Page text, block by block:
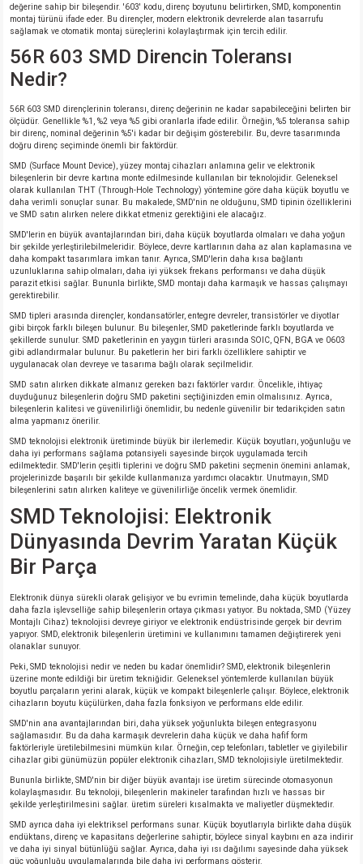
değerine sahip bir bileşendir. '603' kodu, direnç boyutunu belirtirken, SMD, komponentin
montaj türünü ifade eder. Bu dirençler, modern elektronik devrelerde alan tasarrufu
sağlamak ve otomatik montaj süreçlerini kolaylaştırmak için tercih edilir.
56R 603 SMD Direncin Toleransı
Nedir?
56R 603 SMD dirençlerinin toleransı, direnç değerinin ne kadar sapabileceğini belirten bir
ölçüdür. Genellikle %1, %2 veya %5 gibi oranlarla ifade edilir. Örneğin, %5 toleransa sahip
bir direnç, nominal değerinin %5'i kadar bir değişim gösterebilir. Bu, devre tasarımında
doğru direnç seçiminde önemli bir faktördür.
SMD (Surface Mount Device), yüzey montaj cihazları anlamına gelir ve elektronik
bileşenlerin bir devre kartına monte edilmesinde kullanılan bir teknolojidir. Geleneksel
olarak kullanılan THT (Through-Hole Technology) yöntemine göre daha küçük boyutlu ve
daha verimli sonuçlar sunar. Bu makalede, SMD'nin ne olduğunu, SMD tipinin özelliklerini
ve SMD satın alırken nelere dikkat etmeniz gerektiğini ele alacağız.
SMD'lerin en büyük avantajlarından biri, daha küçük boyutlarda olmaları ve daha yoğun
bir şekilde yerleştirilebilmeleridir. Böylece, devre kartlarının daha az alan kaplamasına ve
daha kompakt tasarımlara imkan tanır. Ayrıca, SMD'lerin daha kısa bağlantı
uzunluklarına sahip olmaları, daha iyi yüksek frekans performansı ve daha düşük
parazit etkisi sağlar. Bununla birlikte, SMD montajı daha karmaşık ve hassas çalışmayı
gerektirebilir.
SMD tipleri arasında dirençler, kondansatörler, entegre devreler, transistörler ve diyotlar
gibi birçok farklı bileşen bulunur. Bu bileşenler, SMD paketlerinde farklı boyutlarda ve
şekillerde sunulur. SMD paketlerinin en yaygın türleri arasında SOIC, QFN, BGA ve 0603
gibi adlandırmalar bulunur. Bu paketlerin her biri farklı özelliklere sahiptir ve
uygulanacak olan devreye ve tasarıma bağlı olarak seçilmelidir.
SMD satın alırken dikkate almanız gereken bazı faktörler vardır. Öncelikle, ihtiyaç
duyduğunuz bileşenlerin doğru SMD paketini seçtiğinizden emin olmalısınız. Ayrıca,
bileşenlerin kalitesi ve güvenilirliği önemlidir, bu nedenle güvenilir bir tedarikçiden satın
alma yapmanız önerilir.
SMD teknolojisi elektronik üretiminde büyük bir ilerlemedir. Küçük boyutları, yoğunluğu ve
daha iyi performans sağlama potansiyeli sayesinde birçok uygulamada tercih
edilmektedir. SMD'lerin çeşitli tiplerini ve doğru SMD paketini seçmenin önemini anlamak,
projelerinizde başarılı bir şekilde kullanmanıza yardımcı olacaktır. Unutmayın, SMD
bileşenlerini satın alırken kaliteye ve güvenilirliğe öncelik vermek önemlidir.
SMD Teknolojisi: Elektronik
Dünyasında Devrim Yaratan Küçük
Bir Parça
Elektronik dünya sürekli olarak gelişiyor ve bu evrimin temelinde, daha küçük boyutlarda
daha fazla işlevselliğe sahip bileşenlerin ortaya çıkması yatıyor. Bu noktada, SMD (Yüzey
Montajlı Cihaz) teknolojisi devreye giriyor ve elektronik endüstrisinde gerçek bir devrim
yapıyor. SMD, elektronik bileşenlerin üretimini ve kullanımını tamamen değiştirerek yeni
olanaklar sunuyor.
Peki, SMD teknolojisi nedir ve neden bu kadar önemlidir? SMD, elektronik bileşenlerin
üzerine monte edildiği bir üretim tekniğidir. Geleneksel yöntemlerde kullanılan büyük
boyutlu parçaların yerini alarak, küçük ve kompakt bileşenlerle çalışır. Böylece, elektronik
cihazların boyutu küçülürken, daha fazla fonksiyon ve performans elde edilir.
SMD'nin ana avantajlarından biri, daha yüksek yoğunlukta bileşen entegrasyonu
sağlamasıdır. Bu da daha karmaşık devrelerin daha küçük ve daha hafif form
faktörleriyle üretilebilmesini mümkün kılar. Örneğin, cep telefonları, tabletler ve giyilebilir
cihazlar gibi günümüzün popüler elektronik cihazları, SMD teknolojisiyle üretilmektedir.
Bununla birlikte, SMD'nin bir diğer büyük avantajı ise üretim sürecinde otomasyonun
kolaylaşmasıdır. Bu teknoloji, bileşenlerin makineler tarafından hızlı ve hassas bir
şekilde yerleştirilmesini sağlar. üretim süreleri kısalmakta ve maliyetler düşmektedir.
SMD ayrıca daha iyi elektriksel performans sunar. Küçük boyutlarıyla birlikte daha düşük
endüktans, direnç ve kapasitans değerlerine sahiptir, böylece sinyal kaybını en aza indirir
ve daha iyi sinyal bütünlüğü sağlar. Ayrıca, daha iyi ısı dağılımı sayesinde daha yüksek
güç yoğunluğu uygulamalarında bile daha iyi performans gösterir.